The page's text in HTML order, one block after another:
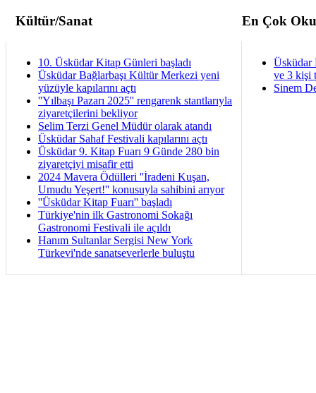
Kültür/Sanat En Çok
10. Üsküdar Kitap Günleri başladı
Üsküdar Bağlarbaşı Kültür Merkezi yeni
yüzüyle kapılarını açtı
''Yılbaşı Pazarı 2025'' rengarenk stantlarıyla
ziyaretçilerini bekliyor
Selim Terzi Genel Müdür olarak atandı
Üsküdar Sahaf Festivali kapılarını açtı
Üsküdar 9. Kitap Fuarı 9 Günde 280 bin
ziyaretçiyi misafir etti
2024 Mavera Ödülleri ''İradeni Kuşan,
Umudu Yeşert!'' konusuyla sahibini arıyor
''Üsküdar Kitap Fuarı'' başladı
Türkiye'nin ilk Gastronomi Sokağı
Gastronomi Festivali ile açıldı
Hanım Sultanlar Sergisi New York
Türkevi'nde sanatseverlerle buluştu
Üsküdar
ve 3 kişi
Sinem